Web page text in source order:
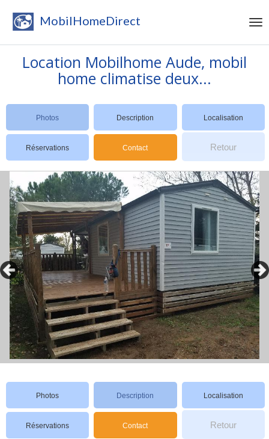
MobilHomeDirect
Location Mobilhome Aude, mobil
home climatise deux...
Photos Description Localisation
Réservations Contact Retour
Photos Description Localisation
Réservations Contact Retour